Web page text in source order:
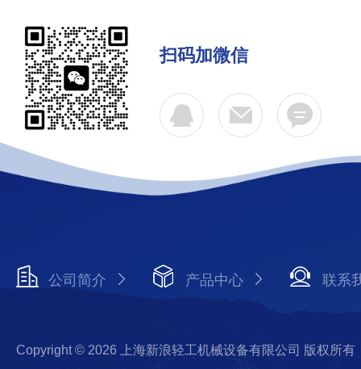
扫码加微信
公司简介 产品中心 联系
Copyright © 2026 上海新浪轻工机械设备有限公司 版权所有